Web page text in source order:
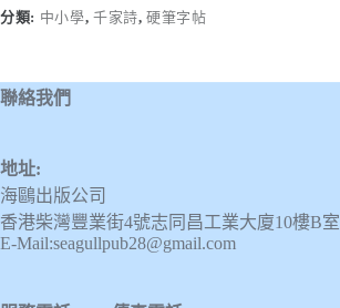
冊)
分類: 中小學, 千家詩,硬筆字帖
聯絡我們
地址:
海鷗出版公司
香港柴灣豐業街4號志同昌工業大廈10樓B室
E-Mail:seagullpub28@gmail.com